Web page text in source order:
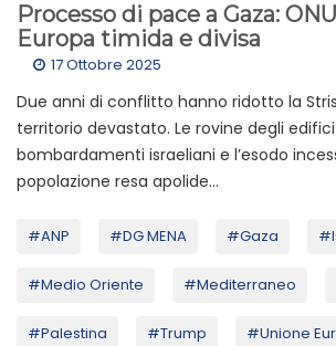
Processo di pace a Gaza:
Europa timida e divisa
17 Ottobre 2025
Due anni di conflitto hanno ridotto la
territorio devastato. Le rovine degli
bombardamenti israeliani e l’esodo
popolazione resa apolide...
#ANP #DG MENA #Gaza
#Medio Oriente #Mediterraneo
#Palestina #Trump #Unione